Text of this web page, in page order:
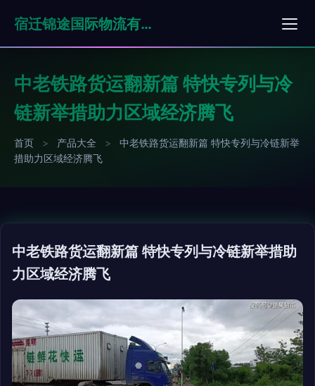
宿迁锦途国际物流有限公司
中老铁路货运翻新篇 特快专列与冷
链新举措助力区域经济腾飞
首页 > 产品大全 >
中老铁路货运翻新篇 特快专列与冷链新举
措助力区域经济腾飞
中老铁路货运翻新篇 特快专列与冷链新举措助
力区域经济腾飞